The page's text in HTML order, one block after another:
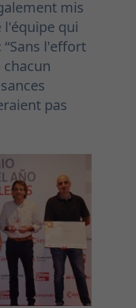
mis
l'équipe qui
“Sans l'effort
pas